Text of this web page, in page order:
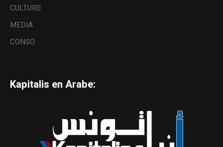
CULTURE
MEDIA
CONSO
Kapitalis en Arabe: